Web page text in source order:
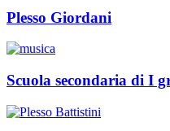
Plesso Giordani
Scuola secondaria di I